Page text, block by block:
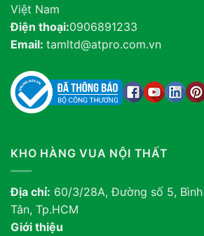
Việt Nam
Điện thoại:0906891233
Email: tamltd@atpro.com.vn
KHO HÀNG VUA NỘI THẤT
Địa chỉ: 60/3/28A, Đường số 5,
Tân, Tp.HCM
Giới thiệu